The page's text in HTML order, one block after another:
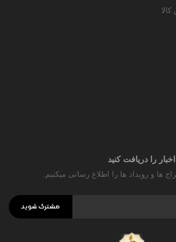
را دریافت کنید
ها و رویداد ها را اطلاع رسانی میکنیم.
مشترک شوید